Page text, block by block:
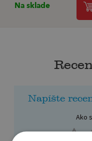
Na sklade
Napíšte
Ako